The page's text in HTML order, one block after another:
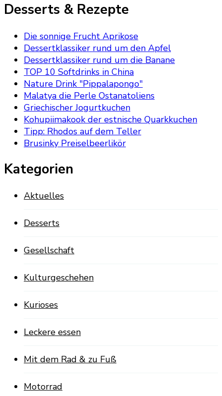
Desserts & Rezepte
Die sonnige Frucht Aprikose
Dessertklassiker rund um den Apfel
Dessertklassiker rund um die Banane
TOP 10 Softdrinks in China
Nature Drink "Pippalapongo"
Malatya die Perle Ostanatoliens
Griechischer Jogurtkuchen
Kohupiimakook der estnische Quarkkuchen
Tipp: Rhodos auf dem Teller
Brusinky Preiselbeerlikör
Kategorien
Aktuelles
Desserts
Gesellschaft
Kulturgeschehen
Kurioses
Leckere essen
Mit dem Rad & zu Fuß
Motorrad